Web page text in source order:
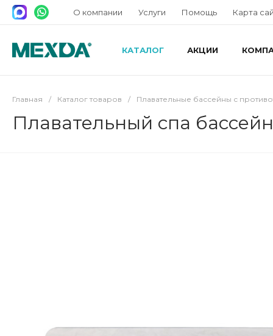
О компании Услуги Помощь Карта
КАТАЛОГ АКЦИИ
Главная / Каталог товаров / Плавательные бассейны с
Плавательный спа бассейн